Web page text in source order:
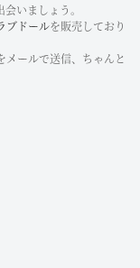
いましょう。
ブドールを販売しており
ールで送信、ちゃんと